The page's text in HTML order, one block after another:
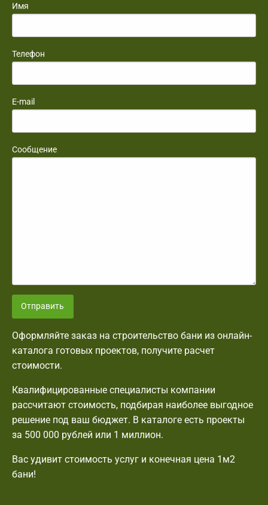
Имя
Телефон
E-mail
Сообщение
Отправить
Оформляйте заказ на строительство бани из онлайн-
каталога готовых проектов, получите расчет
стоимости.
Квалифицированные специалисты компании
рассчитают стоимость, подбирая наиболее выгодное
решение под ваш бюджет. В каталоге есть проекты
за 500 000 рублей или 1 миллион.
Вас удивит стоимость услуг и конечная цена 1м2
бани!